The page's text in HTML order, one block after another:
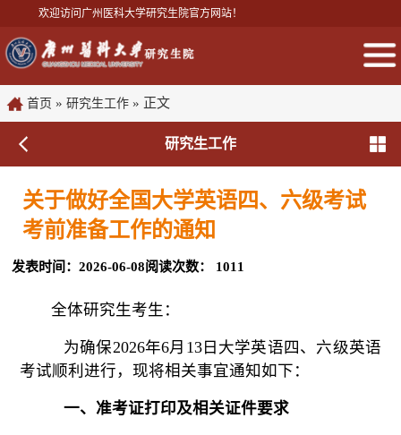
欢迎访问广州医科大学研究生院官方网站！
首页 » 研究生工作 » 正文
研究生工作
关于做好全国大学英语四、六级考试
考前准备工作的通知
发表时间：2026-06-08阅读次数： 1011
全体研究生考生 ：
为确保2026年6月13日大学英语四、六级英语
考试顺利进行，现将相关事宜通知如下：
一、准考证打印及相关证件要求